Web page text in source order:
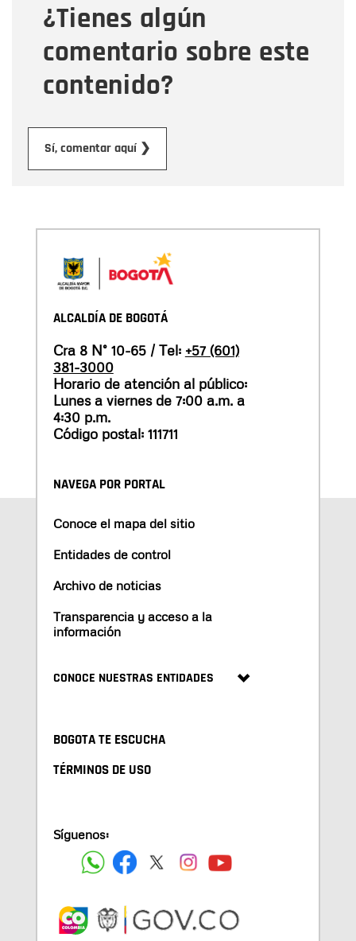
¿Tienes algún
comentario sobre este
contenido?
Sí, comentar aquí ❯
Mensaje
ALCALDÍA DE BOGOTÁ
Cra 8 N° 10-65 / Tel: +57 (601)
381-3000
Horario de atención al público:
Lunes a viernes de 7:00 a.m. a
4:30 p.m.
Código postal: 111711
NAVEGA POR PORTAL
Conoce el mapa del sitio
Entidades de control
Archivo de noticias
Transparencia y acceso a la
información
CONOCE NUESTRAS ENTIDADES
BOGOTA TE ESCUCHA
TÉRMINOS DE USO
Síguenos: